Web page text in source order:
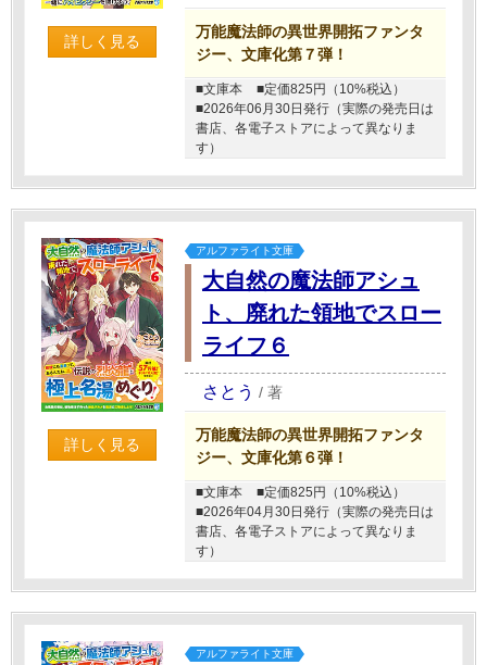
詳しく見る
万能魔法師の異世界開拓ファンタ
ジー、文庫化第７弾！
■文庫本
■定価825円（10%税込）
■2026年06月30日発行（実際の発売日は
書店、各電子ストアによって異なりま
す）
詳しく見る
アルファライト文庫
大自然の魔法師アシュ
ト、廃れた領地でスロー
ライフ６
さとう / 著
万能魔法師の異世界開拓ファンタ
ジー、文庫化第６弾！
■文庫本
■定価825円（10%税込）
■2026年04月30日発行（実際の発売日は
書店、各電子ストアによって異なりま
す）
アルファライト文庫